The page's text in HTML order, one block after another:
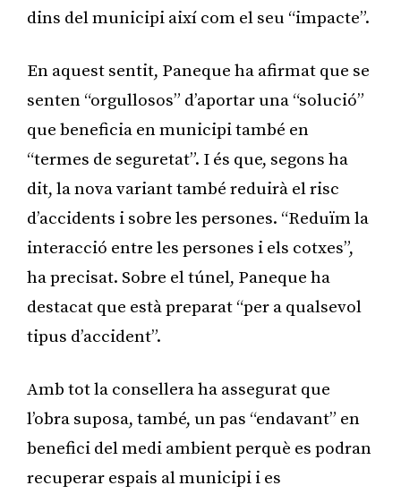
dins del municipi així com el seu “impacte”.
En aquest sentit, Paneque ha afirmat que se
senten “orgullosos” d’aportar una “solució”
que beneficia en municipi també en
“termes de seguretat”. I és que, segons ha
dit, la nova variant també reduirà el risc
d’accidents i sobre les persones. “Reduïm la
interacció entre les persones i els cotxes”,
ha precisat. Sobre el túnel, Paneque ha
destacat que està preparat “per a qualsevol
tipus d’accident”.
Amb tot la consellera ha assegurat que
l’obra suposa, també, un pas “endavant” en
benefici del medi ambient perquè es podran
recuperar espais al municipi i es